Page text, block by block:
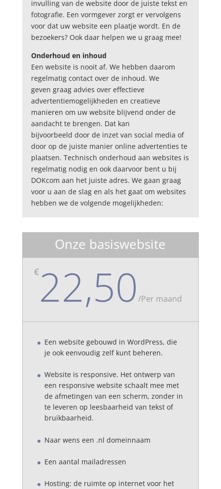
invulling van de website door de juiste tekst en
fotografie. Een vormgever zorgt er vervolgens
voor dat uw website een plaatje wordt. En de
bezoekers? Ook daar helpen we u graag mee!
Onderhoud en inhoud
Een website is nooit af. We hebben daarom
regelmatig contact over de inhoud. We
geven graag advies over effectieve
advertentiemogelijkheden en creatieve
manieren om uw website blijvend onder de
aandacht te brengen. Dat kan
bijvoorbeeld door de inzet van social media of
door op de juiste manier online advertenties te
plaatsen. Technisch onderhoud aan websites is
regelmatig nodig en ook daarvoor bent u bij
DOKcom aan het juiste adres. We gaan graag
voor u aan de slag en als het gaat om websites
hebben we de volgende mogelijkheden:
Onze basiswebsite
€22,50 /Per maand
Een website gebouwd in WordPress, die
je ook eenvoudig zelf kunt beheren.
Website is responsive. Het ontwerp van
een responsive website schaalt mee met
de afmetingen van een scherm, zonder in
te leveren op leesbaarheid van tekst of
bruikbaarheid.
Naar wens een .nl domeinnaam
Een aantal mailadressen
Hosting: de ruimte op internet voor het